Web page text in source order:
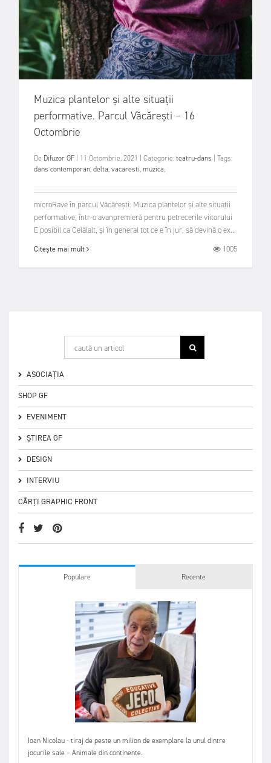
Muzica plantelor și alte situații
performative. Parcul Văcărești – 16
Octombrie
De Difuzor GF 11 Octombrie, 2021 Categorie:teatru-dans
Tags:
dans contemporan,delta,vacaresti,muzica,
microRave în parcul Văcărești. Muzica plantelor și alte situații
performative, într-o avanpremieră pentru petrecerile viitorului
E posibil ca Celălalt, și în general tot ce e în jur, să devină o ex...
Citește mai mult 1005
ASOCIAȚIA
SHOP GF
EVENIMENT
ȘTIREA GF
DESIGN
INTERVIU
CĂRȚI GRAPHIC FRONT
Populare Recente
Ioan Nicolau - tiraj de peste un milion de exemplare la unul dintre
jocurile sale – Animale din continente.